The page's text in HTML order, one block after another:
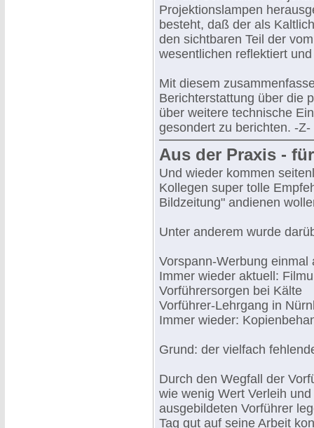
Projektionslampen
besteht, daß der als
den sichtbaren Teil der
wesentlichen reflektiert
Mit diesem
Berichterstattung über die
über weitere technische
gesondert zu berichten. -Z-
Aus der Praxis -
Und wieder kommen
Kollegen super tolle
Bildzeitung" andienen
Unter anderem wurde
Vorspann-Werbung einmal
Immer wieder aktuell:
Vorführersorgen bei Kälte
Vorführer-Lehrgang in
Immer wieder:
Grund: der vielfach
Durch den Wegfall der
wie wenig Wert Verleih
ausgebildeten Vorführer
Tag gut auf seine Arbeit